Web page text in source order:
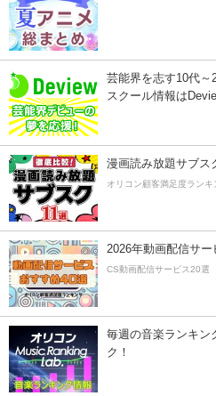
芸能界を志す10代～
スクール情報は
漫画読み放題サブス
オリコン顧客満足度ランキ
2026年動画配信サー
CS動画配信サービス20選
毎週の音楽ランキン
ク！